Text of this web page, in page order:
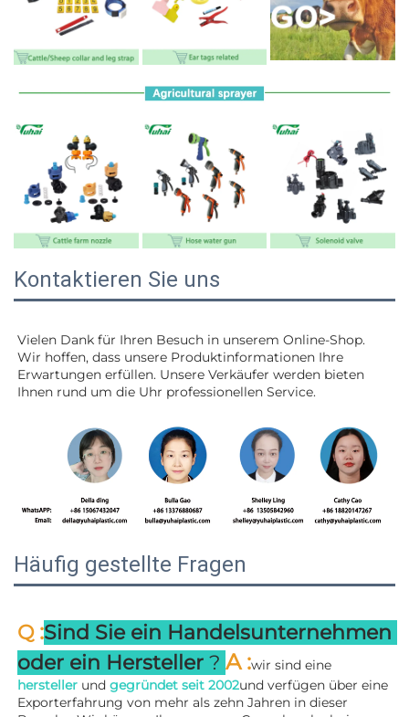
Kontaktieren Sie uns
Vielen Dank für Ihren Besuch in unserem Online-Shop.
Wir hoffen, dass unsere Produktinformationen Ihre
Erwartungen erfüllen. Unsere Verkäufer werden bieten
Ihnen rund um die Uhr professionellen Service.
Häufig gestellte Fragen
Q :Sind Sie ein Handelsunternehmen
oder ein Hersteller ? A :
hersteller und gegründet seit 2002und verfügen über eine
Exporterfahrung von mehr als zehn Jahren in dieser